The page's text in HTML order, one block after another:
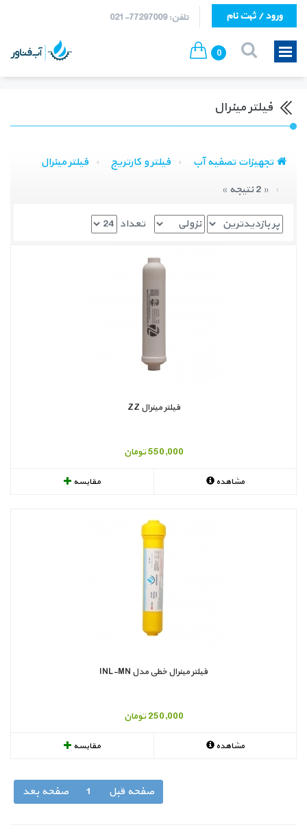
تلفن: 77297009-021 ورود / ثبت نام
0
فیلتر مینرال
تجهیزات تصفیه آب فیلتر و کارتریج
فیلتر مینرال
« 2 نتیجه »
تعداد
فیلتر مینرال ZZ
550,000 تومان
مقایسه مشاهده
فیلتر مینرال خطی مدل INL-MN
250,000 تومان
مقایسه مشاهده
صفحه قبل 1 صفحه بعد